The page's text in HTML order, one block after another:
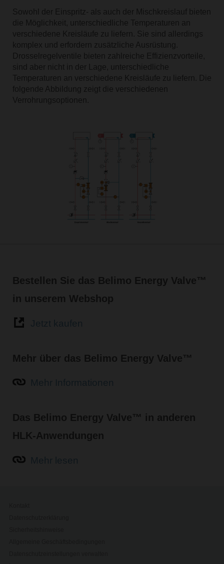
Sowohl der Einspritz- als auch der Mischkreislauf bieten
die Möglichkeit, unterschiedliche Temperaturen an
verschiedene Kreisläufe zu liefern. Sie sind allerdings
komplex und erfordern zusätzliche Ausrüstung.
Drosselregelventile bieten zahlreiche Effizienzvorteile,
sind aber nicht in der Lage, unterschiedliche
Temperaturen an verschiedene Kreisläufe zu liefern. Die
folgende Abbildung zeigt die verschiedenen
Verrohrungsoptionen.
Bestellen Sie das Belimo Energy Valve™
in unserem Webshop
Mehr über das Belimo Energy Valve™
Das Belimo Energy Valve™ in anderen
HLK-Anwendungen